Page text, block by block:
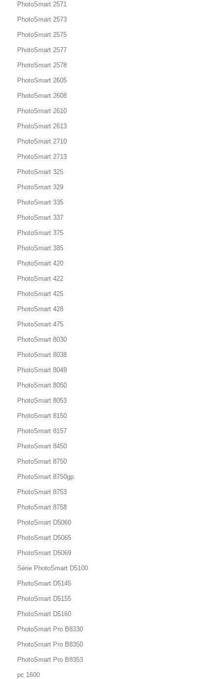
PhotoSmart 2571
PhotoSmart 2573
PhotoSmart 2575
PhotoSmart 2577
PhotoSmart 2578
PhotoSmart 2605
PhotoSmart 2608
PhotoSmart 2610
PhotoSmart 2613
PhotoSmart 2710
PhotoSmart 2713
PhotoSmart 325
PhotoSmart 329
PhotoSmart 335
PhotoSmart 337
PhotoSmart 375
PhotoSmart 385
PhotoSmart 420
PhotoSmart 422
PhotoSmart 425
PhotoSmart 428
PhotoSmart 475
PhotoSmart 8030
PhotoSmart 8038
PhotoSmart 8049
PhotoSmart 8050
PhotoSmart 8053
PhotoSmart 8150
PhotoSmart 8157
PhotoSmart 8450
PhotoSmart 8750
PhotoSmart 8750gp
PhotoSmart 8753
PhotoSmart 8758
PhotoSmart D5060
PhotoSmart D5065
PhotoSmart D5069
Série PhotoSmart D5100
PhotoSmart D5145
PhotoSmart D5155
PhotoSmart D5160
PhotoSmart Pro B8330
PhotoSmart Pro B8350
PhotoSmart Pro B8353
pc 1600